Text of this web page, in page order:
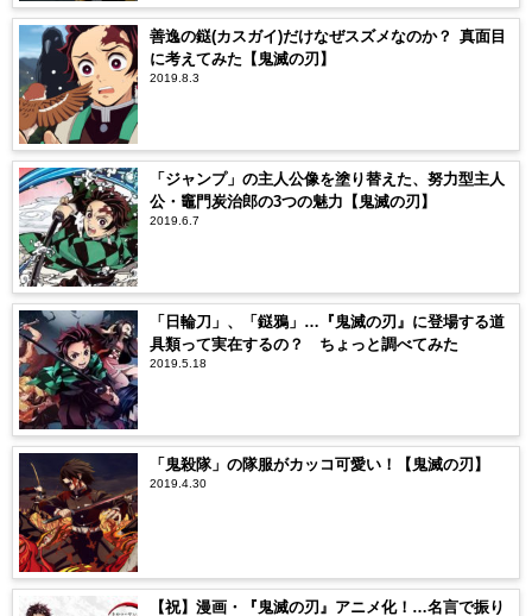
善逸の鎹(カスガイ)だけなぜスズメなのか？ 真面目
に考えてみた【鬼滅の刃】
2019.8.3
「ジャンプ」の主人公像を塗り替えた、努力型主人
公・竈門炭治郎の3つの魅力【鬼滅の刃】
2019.6.7
「日輪刀」、「鎹鴉」…『鬼滅の刃』に登場する道
具類って実在するの？ ちょっと調べてみた
2019.5.18
「鬼殺隊」の隊服がカッコ可愛い！【鬼滅の刃】
2019.4.30
【祝】漫画・『鬼滅の刃』アニメ化！…名言で振り